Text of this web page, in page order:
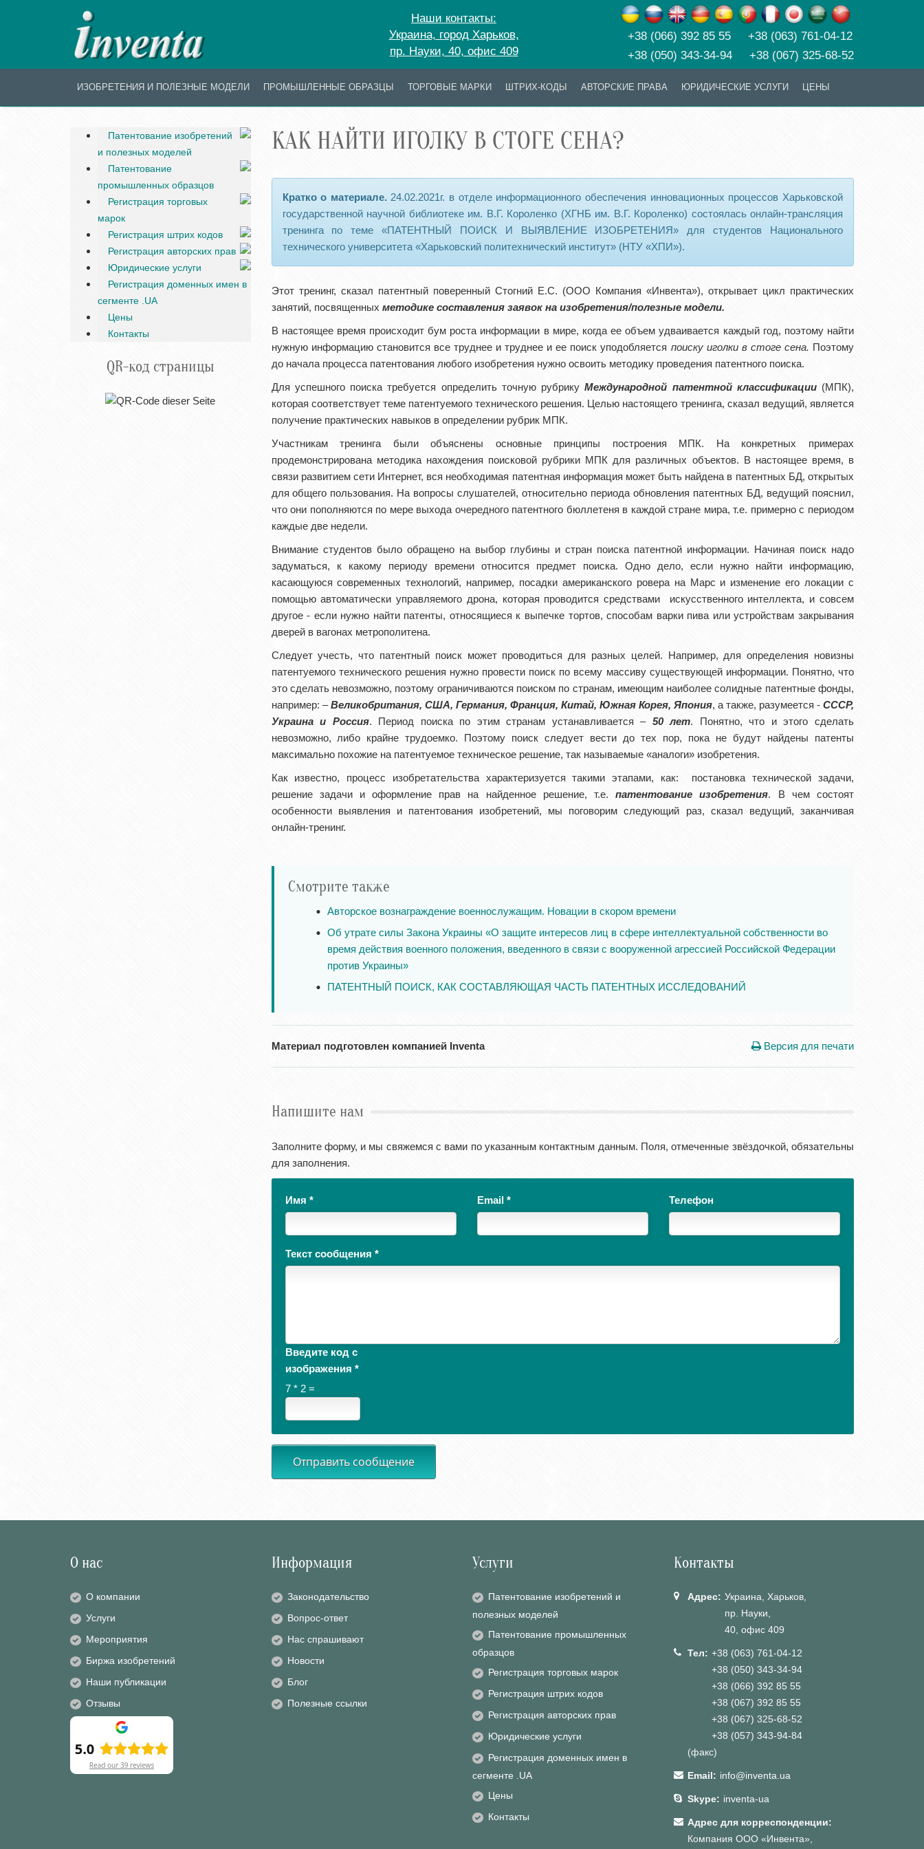
Наши контакты:
Украина, город Харьков,
пр. Науки, 40, офис 409
+38 (066) 392 85 55 +38 (063) 761-04-12
+38 (050) 343-34-94 +38 (067) 325-68-52
ИЗОБРЕТЕНИЯ И ПОЛЕЗНЫЕ МОДЕЛИ ПРОМЫШЛЕННЫЕ ОБРАЗЦЫ ТОРГОВЫЕ МАРКИ ШТРИХ-КОДЫ АВТОРСКИЕ ПРАВА ЮРИДИЧЕСКИЕ УСЛУГИ ЦЕНЫ
Патентование изобретений
и полезных моделей
Патентование
промышленных образцов
Регистрация торговых
марок
Регистрация штрих кодов
Регистрация авторских прав
Юридические услуги
Регистрация доменных имен в
сегменте .UA
Цены
Контакты
QR-код страницы
КАК НАЙТИ ИГОЛКУ В СТОГЕ СЕНА?
Кратко о материале.24.02.2021г. в отделе информационного обеспечения инновационных процессов Харьковской
государственной научной библиотеке им. В.Г. Короленко (ХГНБ им. В.Г. Короленко) состоялась онлайн-трансляция
тренинга по теме «ПАТЕНТНЫЙ ПОИСК И ВЫЯВЛЕНИЕ ИЗОБРЕТЕНИЯ» для студентов Национального
технического университета «Харьковский политехнический институт» (НТУ «ХПИ»).
Этот тренинг, сказал патентный поверенный Стогний Е.С. (ООО Компания «Инвента»), открывает цикл практических
занятий, посвященных методике составления заявок на изобретения/полезные модели.
В настоящее время происходит бум роста информации в мире, когда ее объем удваивается каждый год, поэтому найти
нужную информацию становится все труднее и труднее и ее поиск уподобляется поиску иголки в стоге сена. Поэтому
до начала процесса патентования любого изобретения нужно освоить методику проведения патентного поиска.
Для успешного поиска требуется определить точную рубрикуМеждународной патентной классификации(МПК),
которая соответствует теме патентуемого технического решения. Целью настоящего тренинга, сказал ведущий, является
получение практических навыков в определении рубрик МПК.
Участникам тренинга были объяснены основные принципы построения МПК. На конкретных примерах
продемонстрирована методика нахождения поисковой рубрики МПК для различных объектов. В настоящее время, в
связи развитием сети Интернет, вся необходимая патентная информация может быть найдена в патентных БД, открытых
для общего пользования. На вопросы слушателей, относительно периода обновления патентных БД, ведущий пояснил,
что они пополняются по мере выхода очередного патентного бюллетеня в каждой стране мира, т.е. примерно с периодом
каждые две недели.
Внимание студентов было обращено на выбор глубины и стран поиска патентной информации. Начиная поиск надо
задуматься, к какому периоду времени относится предмет поиска. Одно дело, если нужно найти информацию,
касающуюся современных технологий, например, посадки американского ровера на Марс и изменение его локации с
помощью автоматически управляемого дрона, которая проводится средствами искусственного интеллекта, и совсем
другое - если нужно найти патенты, относящиеся к выпечке тортов, способам варки пива или устройствам закрывания
дверей в вагонах метрополитена.
Следует учесть, что патентный поиск может проводиться для разных целей. Например, для определения новизны
патентуемого технического решения нужно провести поиск по всему массиву существующей информации. Понятно, что
это сделать невозможно, поэтому ограничиваются поиском по странам, имеющим наиболее солидные патентные фонды,
например: –Великобритания, США, Германия, Франция, Китай, Южная Корея, Япония, а также, разумеется -СССР,
Украина и Россия. Период поиска по этим странам устанавливается – 50 лет. Понятно, что и этого сделать
невозможно, либо крайне трудоемко. Поэтому поиск следует вести до тех пор, пока не будут найдены патенты
максимально похожие на патентуемое техническое решение, так называемые «аналоги» изобретения.
Как известно, процесс изобретательства характеризуется такими этапами, как: постановка технической задачи,
решение задачи и оформление прав на найденное решение, т.е.патентование изобретения. В чем состоят
особенности выявления и патентования изобретений, мы поговорим следующий раз, сказал ведущий, заканчивая
онлайн-тренинг.
Смотрите также
Авторское вознаграждение военнослужащим. Новации в скором времени
Об утрате силы Закона Украины «О защите интересов лиц в сфере интеллектуальной собственности во
время действия военного положения, введенного в связи с вооруженной агрессией Российской Федерации
против Украины»
ПАТЕНТНЫЙ ПОИСК, КАК СОСТАВЛЯЮЩАЯ ЧАСТЬ ПАТЕНТНЫХ ИССЛЕДОВАНИЙ
Материал подготовлен компанией Inventa Версия для печати
Напишите нам
Заполните форму, и мы свяжемся с вами по указанным контактным данным. Поля, отмеченные звёздочкой, обязательны
для заполнения.
Имя * Email * Телефон
Текст сообщения *
Введите код с
изображения *
7 * 2 =
Отправить сообщение
О нас
О компании
Услуги
Мероприятия
Биржа изобретений
Наши публикации
Отзывы
Информация
Законодательство
Вопрос-ответ
Нас спрашивают
Новости
Блог
Полезные ссылки
Услуги
Патентование изобретений и
полезных моделей
Патентование промышленных
образцов
Регистрация торговых марок
Регистрация штрих кодов
Регистрация авторских прав
Юридические услуги
Регистрация доменных имен в
сегменте .UA
Цены
Контакты
Контакты
Адрес: Украина, Харьков,
пр. Науки,
40, офис 409
Тел: +38 (063) 761-04-12
+38 (050) 343-34-94
+38 (066) 392 85 55
+38 (067) 392 85 55
+38 (067) 325-68-52
+38 (057) 343-94-84
(факс)
Email: info@inventa.ua
Skype: inventa-ua
Адрес для корреспонденции:
Компания ООО «Инвента»,